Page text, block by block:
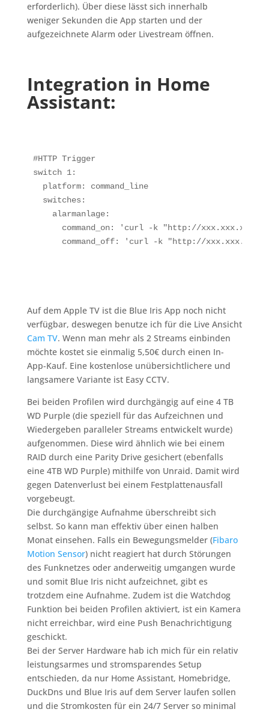
erforderlich). Über diese lässt sich innerhalb
weniger Sekunden die App starten und der
aufgezeichnete Alarm oder Livestream öffnen.
Integration in Home
Assistant:
#HTTP Trigger
switch 1:
  platform: command_line
  switches:
    alarmanlage:
command_on: 'curl -k "http://
command_off: 'curl -k "http://
Auf dem Apple TV ist die Blue Iris App noch nicht
verfügbar, deswegen benutze ich für die Live Ansicht
Cam TV. Wenn man mehr als 2 Streams einbinden
möchte kostet sie einmalig 5,50€ durch einen In-
App-Kauf. Eine kostenlose unübersichtlichere und
langsamere Variante ist Easy CCTV.
Bei beiden Profilen wird durchgängig auf eine 4 TB
WD Purple (die speziell für das Aufzeichnen und
Wiedergeben paralleler Streams entwickelt wurde)
aufgenommen. Diese wird ähnlich wie bei einem
RAID durch eine Parity Drive gesichert (ebenfalls
eine 4TB WD Purple) mithilfe von Unraid. Damit wird
gegen Datenverlust bei einem Festplattenausfall
vorgebeugt.
Die durchgängige Aufnahme überschreibt sich
selbst. So kann man effektiv über einen halben
Monat einsehen. Falls ein Bewegungsmelder (Fibaro
Motion Sensor) nicht reagiert hat durch Störungen
des Funknetzes oder anderweitig umgangen wurde
und somit Blue Iris nicht aufzeichnet, gibt es
trotzdem eine Aufnahme. Zudem ist die Watchdog
Funktion bei beiden Profilen aktiviert, ist ein Kamera
nicht erreichbar, wird eine Push Benachrichtigung
geschickt.
Bei der Server Hardware hab ich mich für ein relativ
leistungsarmes und stromsparendes Setup
entschieden, da nur Home Assistant, Homebridge,
DuckDns und Blue Iris auf dem Server laufen sollen
und die Stromkosten für ein 24/7 Server so minimal